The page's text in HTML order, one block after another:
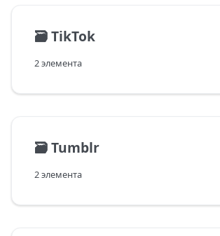
🗃️TikTok
2 элемента
🗃️Tumblr
2 элемента